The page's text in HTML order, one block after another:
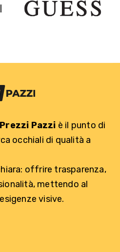
Pazzi è il punto di
occhiali di qualità a
offrire trasparenza,
mettendo al
visive.